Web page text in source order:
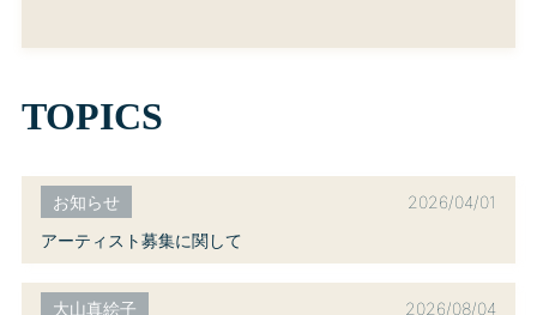
TOPICS
お知らせ
2026/04/01
アーティスト募集に関して
大山真絵子
2026/08/04